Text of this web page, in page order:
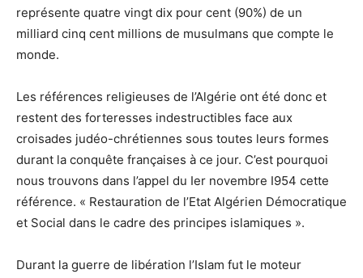
représente quatre vingt dix pour cent (90%) de un
milliard cinq cent millions de musulmans que compte le
monde.
Les références religieuses de l’Algérie ont été donc et
restent des forteresses indestructibles face aux
croisades judéo-chrétiennes sous toutes leurs formes
durant la conquête françaises à ce jour. C’est pourquoi
nous trouvons dans l’appel du Ier novembre I954 cette
référence. « Restauration de l’Etat Algérien Démocratique
et Social dans le cadre des principes islamiques ».
Durant la guerre de libération l’Islam fut le moteur